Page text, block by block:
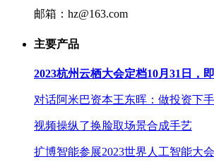
邮箱：hz@163.com
主要产品
2023杭州云栖大会定档10月31日，
对话阿米巴资本王东晖：做投资下
视频操纵了换脸取场景合成手艺
扩博智能参展2023世界人工智能大